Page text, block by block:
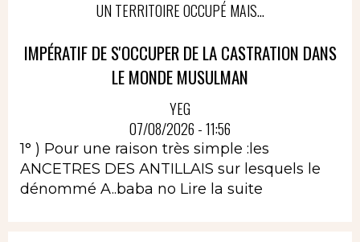
UN TERRITOIRE OCCUPÉ MAIS...
IMPÉRATIF DE S'OCCUPER DE LA CASTRATION DANS
LE MONDE MUSULMAN
YEG
07/08/2026 - 11:56
1° ) Pour une raison très simple :les
ANCETRES DES ANTILLAIS sur lesquels le
dénommé A..baba no Lire la suite